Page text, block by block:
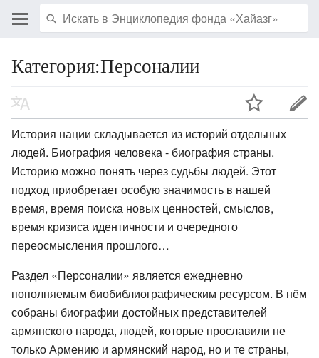
Категория:Персоналии
История нации складывается из историй отдельных
людей. Биография человека - биография страны.
Историю можно понять через судьбы людей. Этот
подход приобретает особую значимость в нашей
время, время поиска новых ценностей, смыслов,
время кризиса идентичности и очередного
переосмысления прошлого…
Раздел «Персоналии» является ежедневно
пополняемым биобиблиографическим ресурсом. В нём
собраны биографии достойных представителей
армянского народа, людей, которые прославили не
только Армению и армянский народ, но и те страны,